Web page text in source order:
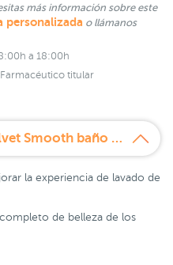
más información sobre este
personalizada o llámanos
a 18:00h
titular
¿Qué es Dr. Scholl Velvet Smooth baño para pies 150 ml?
la experiencia de lavado de
de belleza de los